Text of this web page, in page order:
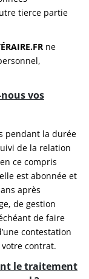
tierce partie
ne
vos
pendant la durée
de la relation
ce compris
est abonnée et
après
de gestion
de faire
contestation
contrat.
le traitement